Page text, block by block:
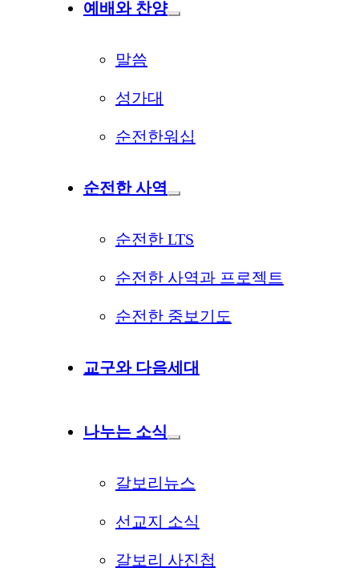
예배와 찬양
말씀
성가대
순전한워십
순전한 사역
순전한 LTS
순전한 사역과 프로젝트
순전한 중보기도
교구와 다음세대
나누는 소식
갈보리뉴스
선교지 소식
갈보리 사진첩